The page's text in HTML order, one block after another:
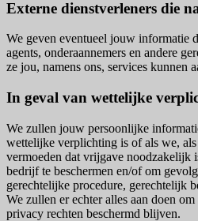
Externe dienstverleners die
We geven eventueel jouw informatie
agents, onderaannemers en andere
ze jou, namens ons, services kunnen
In geval van wettelijke
We zullen jouw persoonlijke
wettelijke verplichting is of als we,
vermoeden dat vrijgave noodzakelijk
bedrijf te beschermen en/of om
gerechtelijke procedure, gerechtelijk
We zullen er echter alles aan doen
privacy rechten beschermd blijven.